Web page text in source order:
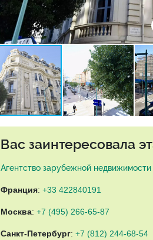
Вас заинтересовала
Агентство зарубежной
Франция: +33 422840191
Москва: +7 (495) 266-65-87
Санкт-Петербург: +7 (812) 244-68-54